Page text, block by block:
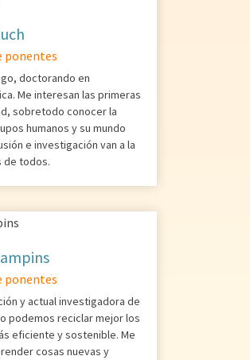
ponentes
doctorando en
Me interesan las primeras
sobretodo conocer la
humanos y su mundo
e investigación van a la
de todos.
ponentes
y actual investigadora de
podemos reciclar mejor los
eficiente y sostenible. Me
cosas nuevas y